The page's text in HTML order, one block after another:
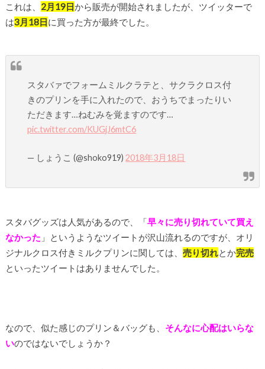
これは、 2月19日から販売が開始されましたが、ツイッターで
は3月18日に買った方が最終でした。
スタバァでフォームミルクラテと、サクラクロス付
きのプリンを手に入れたので、おうちでまったりい
ただきます…ねむみを覚ますのです…
pic.twitter.com/KUGjJ6mtC6
— しょうこ (@shoko919)2018年3月18日
スタバグッズは人気があるので、「早々に売り切れていて買え
なかった 」というようなツイートが沢山流れるのですが、オリ
ジナルクロス付きミルクプリンに関しては、 売り切れとか完売
といったツイートはありませんでした。
なので、似た感じのプリン＆バッグも、 そんなに心配はいらな
いのではないでしょうか？